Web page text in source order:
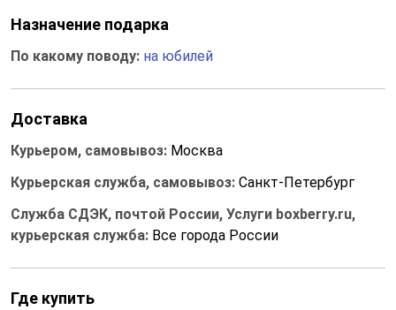
Назначение подарка
По какому поводу: на юбилей
Доставка
Курьером, самовывоз: Москва
Курьерская служба, самовывоз: Санкт-Петербург
Служба СДЭК, почтой России, Услуги boxberry.ru,
курьерская служба: Все города России
Где купить